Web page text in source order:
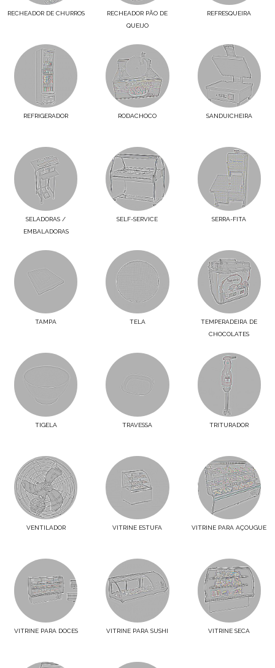
RECHEADOR DE CHURROS
RECHEADOR PÃO DE
QUEIJO
REFRESQUEIRA
REFRIGERADOR RODACHOCO SANDUICHEIRA
SELADORAS /
EMBALADORAS
SELF-SERVICE SERRA-FITA
TAMPA TELA
TEMPERADEIRA DE
CHOCOLATES
TIGELA TRAVESSA TRITURADOR
VENTILADOR VITRINE ESTUFA VITRINE PARA AÇOUGUE
VITRINE PARA DOCES VITRINE PARA SUSHI VITRINE SECA